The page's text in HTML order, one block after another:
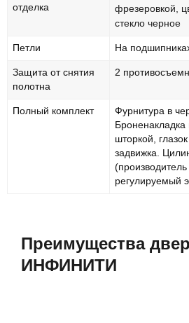
отделка
фрезеровкой,
стекло черное
Петли На
Защита от снятия
полотна
2
Полный комплект
Фурнитура в
Броненакладка
шторкой,
задвижка.
регулируемый
Преимущества
ИНФИНИТИ